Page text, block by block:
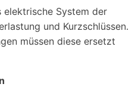
elektrische System der
und Kurzschlüssen.
müssen diese ersetzt